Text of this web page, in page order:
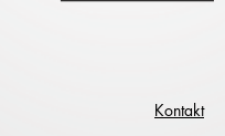
Kontakt